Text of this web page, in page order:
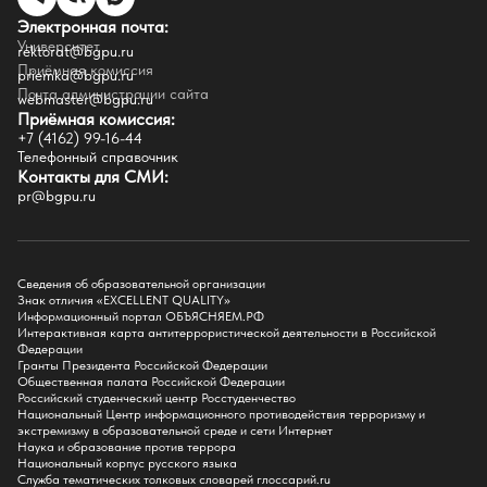
Целевой капитал
Часто задаваемые вопросы
Внутренний сайт
Факультеты
Естественно-географический факультет
Историко-филологический факультет
Факультет иностранных языков
Факультет педагогики и психологии
Факультет физической культуры и спорта
Подготовительное отделение для иностранных граждан
Поступление
Приемная комиссия
Поступай в БГПУ
Специальности и направления
Списки поступающих
Приказы о зачислении
Полезные материалы
Общежитие
Информация о целевом обучении
Обркредит в СПО
Бакалавриат
Электронная почта:
Университет
rektorat@bgpu.ru
Приёмная комиссия
priemka@bgpu.ru
Почта администрации сайта
webmaster@bgpu.ru
Приёмная комиссия:
+7 (4162) 99-16-44
Телефонный справочник
Контакты для СМИ:
pr@bgpu.ru
Сведения об образовательной организации
Знак отличия «EXCELLENT QUALITY»
Информационный портал ОБЪЯСНЯЕМ.РФ
Интерактивная карта антитеррористической деятельности в Российской
Федерации
Гранты Президента Российской Федерации
Общественная палата Российской Федерации
Российский студенческий центр Росстуденчество
Национальный Центр информационного противодействия терроризму и
экстремизму в образовательной среде и сети Интернет
Наука и образование против террора
Национальный корпус русского языка
Служба тематических толковых словарей глоссарий.ru